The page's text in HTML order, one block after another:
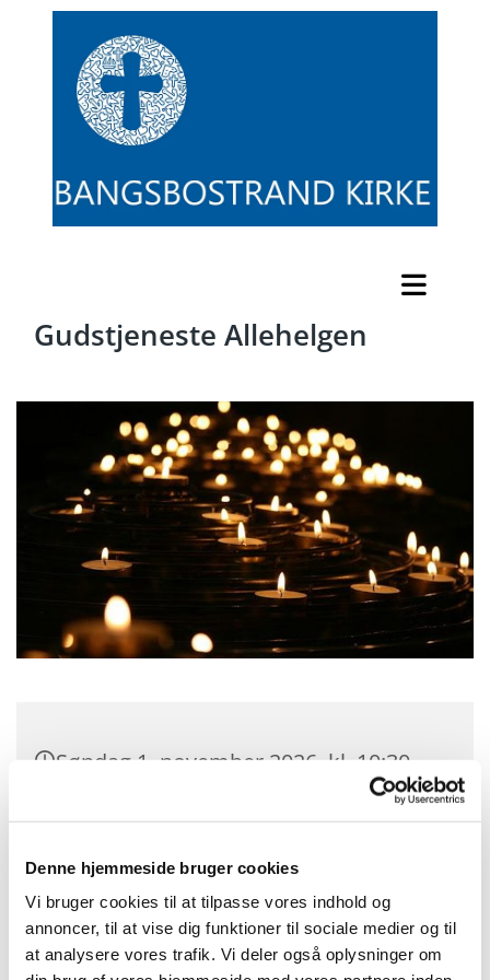
Denne hjemmeside bruger cookies
Vi bruger cookies til at tilpasse vores indhold og
annoncer, til at vise dig funktioner til sociale medier og til
at analysere vores trafik. Vi deler også oplysninger om
Gudstjeneste Allehelgen
Søndag 1. november 2026, kl. 10:30
Bangsbostrand Kirke, Søndergade
Tove Kallehave Brogaard og Minna
Berthelsen Winsløw